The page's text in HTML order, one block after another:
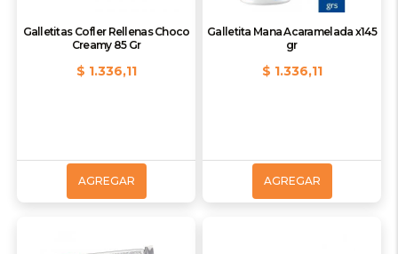
Galletitas Cofler Rellenas Choco
Creamy 85 Gr
$ 1.336,11
AGREGAR
Galletita Mana Acaramelada x145
gr
$ 1.336,11
AGREGAR